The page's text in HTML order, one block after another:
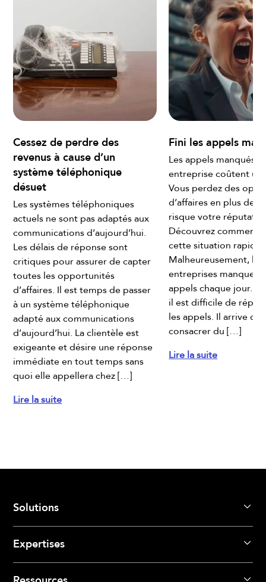
Cessez de perdre des
revenus à cause d’un
système téléphonique
désuet
Les systèmes téléphoniques
actuels ne sont pas adaptés aux
communications d’aujourd’hui.
Les délais de réponse sont
critiques pour assurer de capter
toutes les opportunités
d’affaires. Il est temps de passer
à un système téléphonique
adapté aux communications
d’aujourd’hui. La clientèle est
exigeante et désire une réponse
immédiate en tout temps sans
quoi elle appellera chez […]
Lire la suite
Fini les appels
Les appels manqués
entreprise coûtent
Vous perdez des
d’affaires en plus de
risque votre
Découvrez comment
cette situation
Malheureusement, la
entreprises manquent
appels chaque jour.
il est difficile de
les appels. Il arrive
consacrer du […]
Lire la suite
Solutions
Expertises